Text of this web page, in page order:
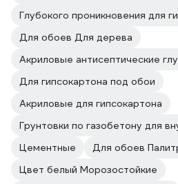
Глубокого проникновения для
Для обоев Для дерева
Акриловые антисептические
Для гипсокартона под обои
Акриловые для гипсокартона
Грунтовки по газобетону для
Цементные
Для обоев
Цвет белый Морозостойкие